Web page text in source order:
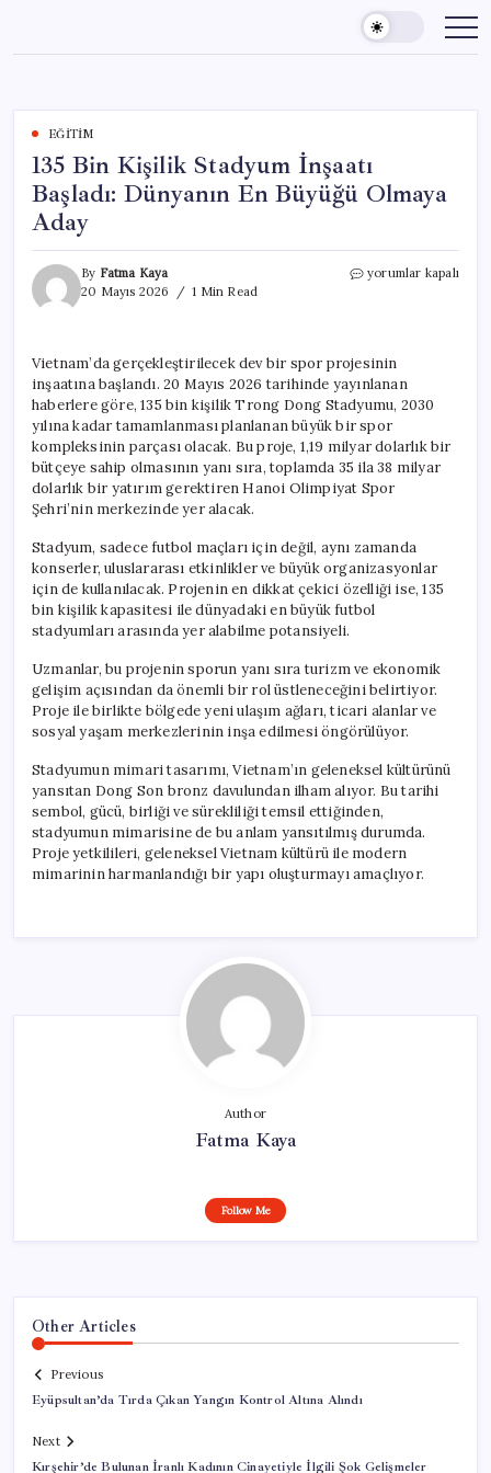
content
EĞITIM
135 Bin Kişilik Stadyum İnşaatı
Başladı: Dünyanın En Büyüğü Olmaya
Aday
By Fatma Kaya
20 Mayıs 2026
1 Min Read
135
Başladı:
Dünyanın
En
Büyüğü
Olmaya
için
yorumlar kapalı
Vietnam’da gerçekleştirilecek dev bir spor projesinin
inşaatına başlandı. 20 Mayıs 2026 tarihinde yayınlanan
haberlere göre, 135 bin kişilik Trong Dong Stadyumu, 2030
yılına kadar tamamlanması planlanan büyük bir spor
kompleksinin parçası olacak. Bu proje, 1,19 milyar dolarlık bir
bütçeye sahip olmasının yanı sıra, toplamda 35 ila 38 milyar
dolarlık bir yatırım gerektiren Hanoi Olimpiyat Spor
Şehri’nin merkezinde yer alacak.
Stadyum, sadece futbol maçları için değil, aynı zamanda
konserler, uluslararası etkinlikler ve büyük organizasyonlar
için de kullanılacak. Projenin en dikkat çekici özelliği ise, 135
bin kişilik kapasitesi ile dünyadaki en büyük futbol
stadyumları arasında yer alabilme potansiyeli.
Uzmanlar, bu projenin sporun yanı sıra turizm ve ekonomik
gelişim açısından da önemli bir rol üstleneceğini belirtiyor.
Proje ile birlikte bölgede yeni ulaşım ağları, ticari alanlar ve
sosyal yaşam merkezlerinin inşa edilmesi öngörülüyor.
Stadyumun mimari tasarımı, Vietnam’ın geleneksel kültürünü
yansıtan Dong Son bronz davulundan ilham alıyor. Bu tarihi
sembol, gücü, birliği ve sürekliliği temsil ettiğinden,
stadyumun mimarisine de bu anlam yansıtılmış durumda.
Proje yetkilileri, geleneksel Vietnam kültürü ile modern
mimarinin harmanlandığı bir yapı oluşturmayı amaçlıyor.
Author
Fatma Kaya
Follow Me
Other Articles
Previous
Eyüpsultan’da Tırda Çıkan Yangın Kontrol Altına Alındı
Next
Kırşehir’de Bulunan İranlı Kadının Cinayetiyle İlgili Şok Gelişmeler